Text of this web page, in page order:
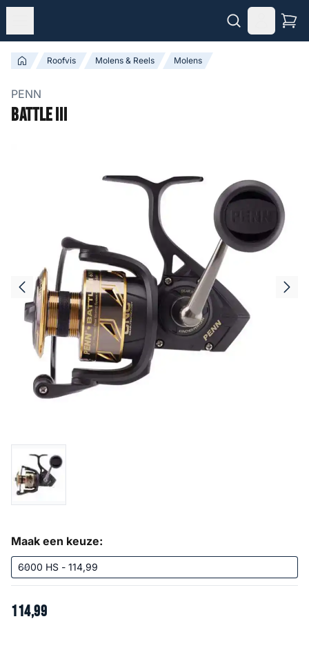
Roofvis Molens & Reels Molens
PENN
Battle III
Maak een keuze:
114,99